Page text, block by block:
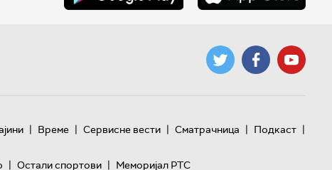
| Време | Сервисне вести | Сматрачница | Подкаст |
| Остали спортови | Меморијал РТС